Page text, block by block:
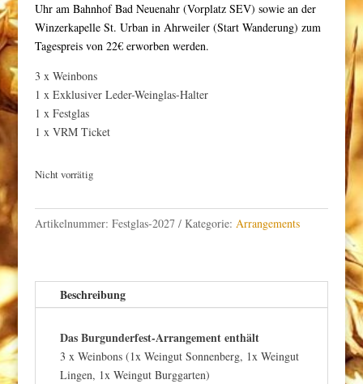
Uhr am Bahnhof Bad Neuenahr (Vorplatz SEV) sowie an der
Winzerkapelle St. Urban in Ahrweiler (Start Wanderung) zum
Tagespreis von 22€ erworben werden.
3 x Weinbons
1 x Exklusiver Leder-Weinglas-Halter
1 x Festglas
1 x VRM Ticket
Nicht vorrätig
Artikelnummer: Festglas-2027 Kategorie: Arrangements
Beschreibung
Das Burgunderfest-Arrangement enthält
3 x Weinbons (1x Weingut Sonnenberg, 1x Weingut
Lingen, 1x Weingut Burggarten)